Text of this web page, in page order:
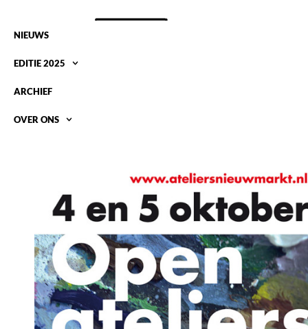
NIEUWS
EDITIE 2025
ARCHIEF
OVER ONS